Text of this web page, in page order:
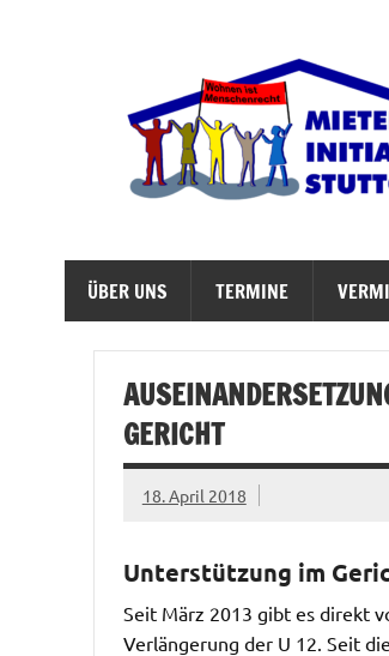
ÜBER UNS TERMINE
GERICHT
18. April 2018
Unterstützung im
Seit März 2013 gibt es direkt
Verlängerung der U 12. Seit